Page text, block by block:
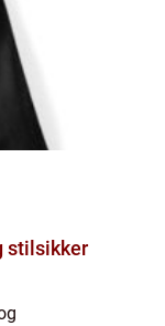
stilsikker